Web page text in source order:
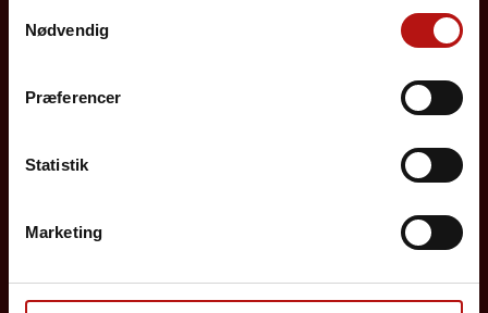
Nødvendig
Præferencer
Statistik
Marketing
Influenzavaccination
Screening for medfødte sygdomme
MiBa, HAIBA og det digitale infektionsberedskab